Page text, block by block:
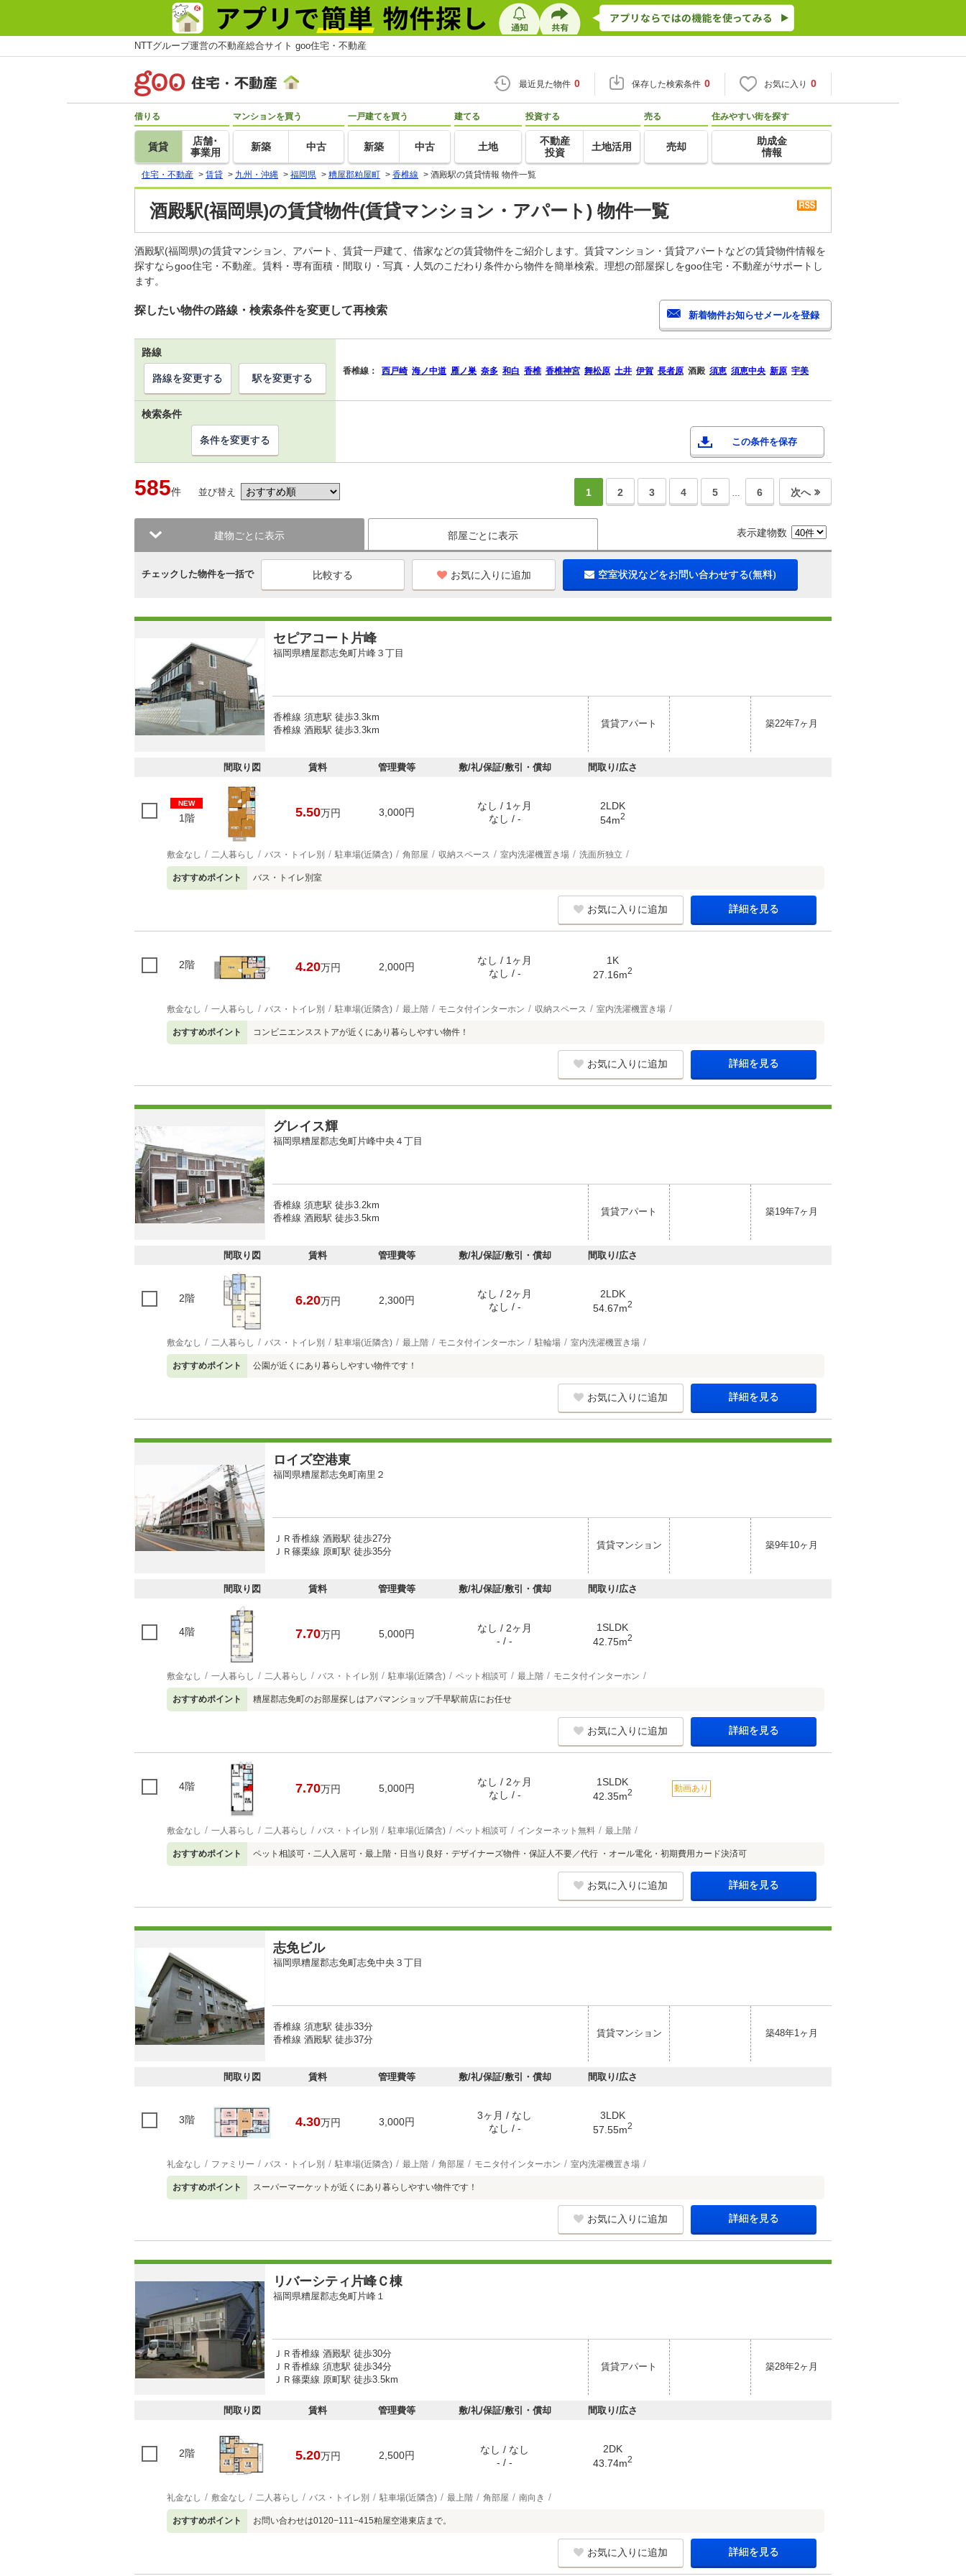
NTTグループ運営の不動産総合サイト goo住宅・不動産
最近見た物件 0 保存した検索条件 0 お気に入り 0
借りる
賃貸
店舗･
事業用
マンションを買う
新築 中古
一戸建てを買う
新築 中古
建てる
土地
投資する
不動産
投資
土地活用
売る
売却
住みやすい街を探す
助成金
情報
住宅・不動産 > 賃貸 > 九州・沖縄 > 福岡県 > 糟屋郡粕屋町 > 香椎線 > 酒殿駅の賃貸情報 物件一覧
酒殿駅(福岡県)の賃貸物件(賃貸マンション・アパート) 物件一覧
酒殿駅(福岡県)の賃貸マンション、アパート、賃貸一戸建て、借家などの賃貸物件をご紹介します。賃貸マンション・賃貸アパートなどの賃貸物件情報を
探すならgoo住宅・不動産。賃料・専有面積・間取り・写真・人気のこだわり条件から物件を簡単検索。理想の部屋探しをgoo住宅・不動産がサポートし
ます。
探したい物件の路線・検索条件を変更して再検索
路線
香椎線： 西戸崎 海ノ中道 雁ノ巣 奈多 和白 香椎 香椎神宮 舞松原 土井 伊賀 長者原 酒殿 須恵 須恵中央 新原 宇美
路線を変更する 駅を変更する
検索条件
この条件を保存
条件を変更する
585件 並び替え 1 2 3 4 5 … 6 次へ
建物ごとに表示 部屋ごとに表示 表示建物数
チェックした物件を一括で お気に入りに追加 空室状況などをお問い合わせする(無料)
セピアコート片峰
福岡県糟屋郡志免町片峰３丁目
香椎線 須恵駅 徒歩3.3km
香椎線 酒殿駅 徒歩3.3km
賃貸アパート 築22年7ヶ月
間取り図 賃料 管理費等 敷/礼/保証/敷引・償却 間取り/広さ
NEW
1階 5.50万円 3,000円
なし / 1ヶ月
なし / -
2LDK
54m2
敷金なし 二人暮らし バス・トイレ別 駐車場(近隣含) 角部屋 収納スペース 室内洗濯機置き場 洗面所独立
おすすめポイント バス・トイレ別室
お気に入りに追加 詳細を見る
2階 4.20万円 2,000円
なし / 1ヶ月
なし / -
1K
27.16m2
敷金なし 一人暮らし バス・トイレ別 駐車場(近隣含) 最上階 モニタ付インターホン 収納スペース 室内洗濯機置き場
おすすめポイント コンビニエンスストアが近くにあり暮らしやすい物件！
お気に入りに追加 詳細を見る
グレイス輝
福岡県糟屋郡志免町片峰中央４丁目
香椎線 須恵駅 徒歩3.2km
香椎線 酒殿駅 徒歩3.5km
賃貸アパート 築19年7ヶ月
間取り図 賃料 管理費等 敷/礼/保証/敷引・償却 間取り/広さ
2階 6.20万円 2,300円
なし / 2ヶ月
なし / -
2LDK
54.67m2
敷金なし 二人暮らし バス・トイレ別 駐車場(近隣含) 最上階 モニタ付インターホン 駐輪場 室内洗濯機置き場
おすすめポイント 公園が近くにあり暮らしやすい物件です！
お気に入りに追加 詳細を見る
ロイズ空港東
福岡県糟屋郡志免町南里２
ＪＲ香椎線 酒殿駅 徒歩27分
ＪＲ篠栗線 原町駅 徒歩35分
賃貸マンション 築9年10ヶ月
間取り図 賃料 管理費等 敷/礼/保証/敷引・償却 間取り/広さ
4階 7.70万円 5,000円
なし / 2ヶ月
- / -
1SLDK
42.75m2
敷金なし 一人暮らし 二人暮らし バス・トイレ別 駐車場(近隣含) ペット相談可 最上階 モニタ付インターホン
おすすめポイント 糟屋郡志免町のお部屋探しはアパマンショップ千早駅前店にお任せ
お気に入りに追加 詳細を見る
4階 7.70万円 5,000円
なし / 2ヶ月
なし / -
1SLDK
42.35m2 動画あり
敷金なし 一人暮らし 二人暮らし バス・トイレ別 駐車場(近隣含) ペット相談可 インターネット無料 最上階
おすすめポイント ペット相談可・二人入居可・最上階・日当り良好・デザイナーズ物件・保証人不要／代行 ・オール電化・初期費用カード決済可
お気に入りに追加 詳細を見る
志免ビル
福岡県糟屋郡志免町志免中央３丁目
香椎線 須恵駅 徒歩33分
香椎線 酒殿駅 徒歩37分
賃貸マンション 築48年1ヶ月
間取り図 賃料 管理費等 敷/礼/保証/敷引・償却 間取り/広さ
3階 4.30万円 3,000円
3ヶ月 / なし
なし / -
3LDK
57.55m2
礼金なし ファミリー バス・トイレ別 駐車場(近隣含) 最上階 角部屋 モニタ付インターホン 室内洗濯機置き場
おすすめポイント スーパーマーケットが近くにあり暮らしやすい物件です！
お気に入りに追加 詳細を見る
リバーシティ片峰Ｃ棟
福岡県糟屋郡志免町片峰１
ＪＲ香椎線 酒殿駅 徒歩30分
ＪＲ香椎線 須恵駅 徒歩34分
ＪＲ篠栗線 原町駅 徒歩3.5km
賃貸アパート 築28年2ヶ月
間取り図 賃料 管理費等 敷/礼/保証/敷引・償却 間取り/広さ
2階 5.20万円 2,500円
なし / なし
- / -
2DK
43.74m2
礼金なし 敷金なし 二人暮らし バス・トイレ別 駐車場(近隣含) 最上階 角部屋 南向き
おすすめポイント お問い合わせは0120−111−415粕屋空港東店まで。
お気に入りに追加 詳細を見る